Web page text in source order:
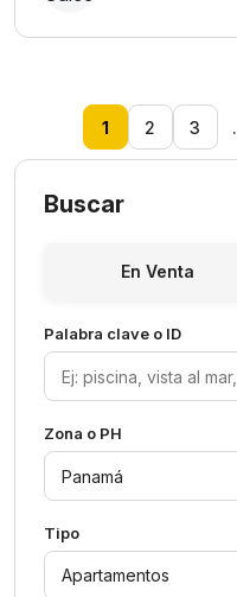
1 2 3
Buscar
En Venta
Palabra clave o ID
Zona o PH
Tipo
Apartamentos